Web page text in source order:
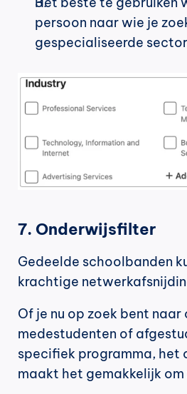
persoon naar wie je
gespecialiseerde
7. Onderwijsfilter
Gedeelde schoolbanden
krachtige
Of je nu op zoek bent
medestudenten of
specifiek programma, het
maakt het gemakkelijk om